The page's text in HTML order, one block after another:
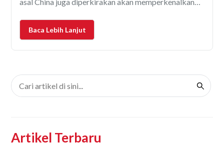
Automobile. Salah satu model yang cukup menarik
perhatian adalah Changan Nevo Q05, SUV
Baca Lebih Lanjut
Artikel Terbaru